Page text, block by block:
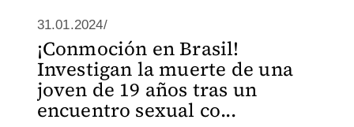
31.01.2024/
¡Conmoción en Brasil!
Investigan la muerte de una
joven de 19 años tras un
encuentro sexual co...